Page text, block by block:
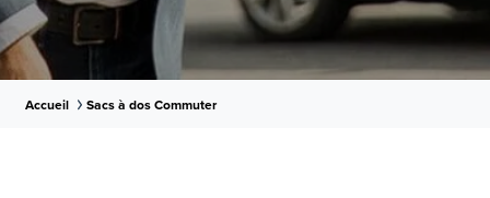
Accueil Sacs à dos Commuter